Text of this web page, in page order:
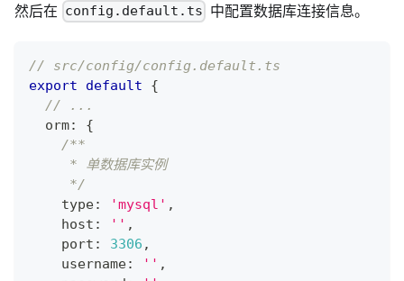
然后在 config.default.ts 中配置数据库连接信息。
// src/config/config.default.ts
export
default
{
// ...
  orm
:
{
/**
     * 单数据库实例
     */
    type
: 'mysql' ,
    host
: '' ,
    port
: 3306 ,
    username
: '' ,